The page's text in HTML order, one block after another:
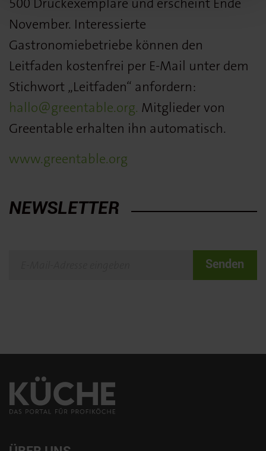
November. Interessierte
Gastronomiebetriebe können den
Leitfaden kostenfrei per E-Mail unter dem
Stichwort „Leitfaden“ anfordern:
hallo@greentable.org. Mitglieder von
Greentable erhalten ihn automatisch.
www.greentable.org
NEWSLETTER
Senden